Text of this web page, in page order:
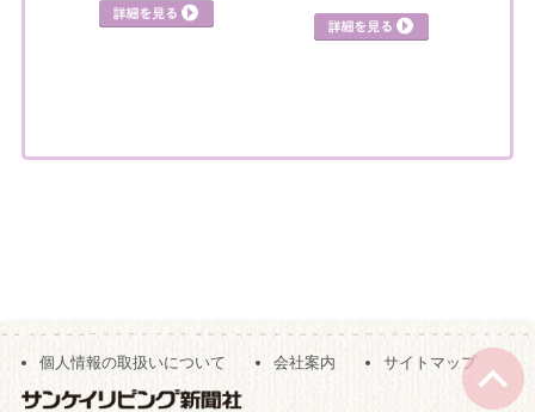
個人情報の取扱いについて 会社案内 サイトマップ